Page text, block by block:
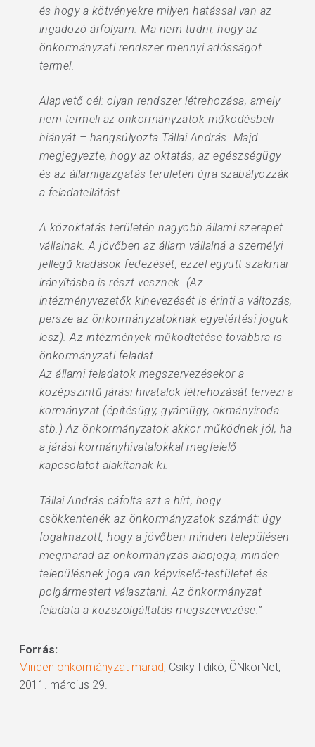
és hogy a kötvényekre milyen hatással van az
ingadozó árfolyam. Ma nem tudni, hogy az
önkormányzati rendszer mennyi adósságot
termel.
Alapvető cél: olyan rendszer létrehozása, amely
nem termeli az önkormányzatok működésbeli
hiányát – hangsúlyozta Tállai András. Majd
megjegyezte, hogy az oktatás, az egészségügy
és az államigazgatás területén újra szabályozzák
a feladatellátást.
A közoktatás területén nagyobb állami szerepet
vállalnak. A jövőben az állam vállalná a személyi
jellegű kiadások fedezését, ezzel együtt szakmai
irányításba is részt vesznek. (Az
intézményvezetők kinevezését is érinti a változás,
persze az önkormányzatoknak egyetértési joguk
lesz). Az intézmények működtetése továbbra is
önkormányzati feladat.
Az állami feladatok megszervezésekor a
középszintű járási hivatalok létrehozását tervezi a
kormányzat (építésügy, gyámügy, okmányiroda
stb.) Az önkormányzatok akkor működnek jól, ha
a járási kormányhivatalokkal megfelelő
kapcsolatot alakítanak ki.
Tállai András cáfolta azt a hírt, hogy
csökkentenék az önkormányzatok számát: úgy
fogalmazott, hogy a jövőben minden településen
megmarad az önkormányzás alapjoga, minden
településnek joga van képviselő-testületet és
polgármestert választani. Az önkormányzat
feladata a közszolgáltatás megszervezése.”
Forrás:
Minden önkormányzat marad, Csiky Ildikó, ÖNkorNet,
2011. március 29.